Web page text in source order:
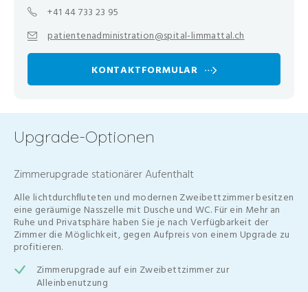
+41 44 733 23 95
patientenadministration@spital-limmattal.ch
KONTAKTFORMULAR
Upgrade-Optionen
Zimmerupgrade stationärer Aufenthalt
Alle lichtdurchﬂuteten und modernen Zweibettzimmer besitzen
eine geräumige Nasszelle mit Dusche und WC. Für ein Mehr an
Ruhe und Privatsphäre haben Sie je nach Verfügbarkeit der
Zimmer die Möglichkeit, gegen Aufpreis von einem Upgrade zu
profitieren.
Zimmerupgrade auf ein Zweibettzimmer zur
Alleinbenutzung